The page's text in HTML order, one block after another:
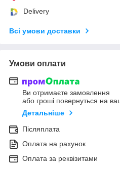
Delivery
Всі умови доставки
Умови оплати
Ви отримаєте замовлення
або гроші повернуться на
Детальніше
Післяплата
Оплата на рахунок
Оплата за реквізитами